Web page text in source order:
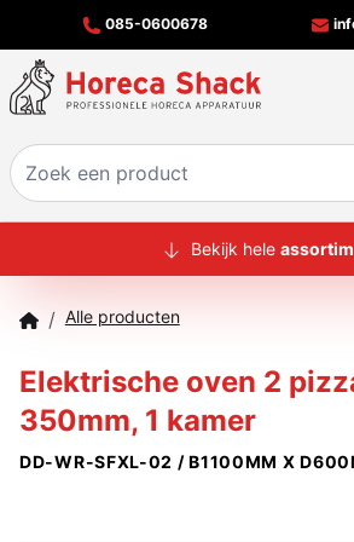
085-0600678
HOME
MERKEN
OFFERTECHECKER
CONTACT
Bekijk hele
/ Alle producten
Elektrische oven 2
350mm, 1 kamer
DD-WR-SFXL-02 / B1100MM X